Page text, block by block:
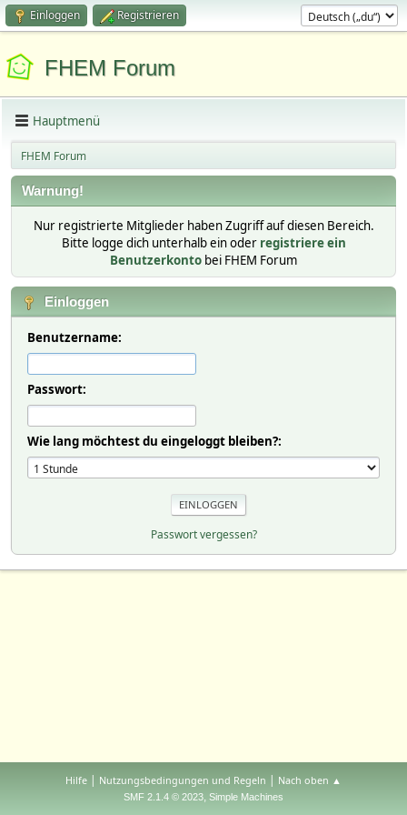
Einloggen Registrieren
FHEM Forum
Hauptmenü
FHEM Forum
Warnung!
Nur registrierte Mitglieder haben Zugriff auf diesen Bereich.
Bitte logge dich unterhalb ein oder registriere ein
Benutzerkonto bei FHEM Forum
Einloggen
Benutzername:
Passwort:
Wie lang möchtest du eingeloggt bleiben?:
Passwort vergessen?
Hilfe | Nutzungsbedingungen und Regeln | Nach oben ▲
SMF 2.1.4 © 2023, Simple Machines